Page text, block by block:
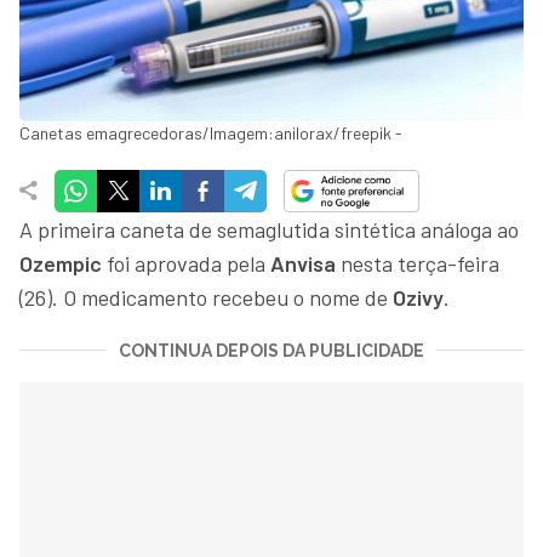
Canetas emagrecedoras/Imagem:anilorax/freepik -
A primeira caneta de semaglutida sintética análoga ao
Ozempic foi aprovada pela Anvisa nesta terça-feira
(26). O medicamento recebeu o nome de Ozivy.
CONTINUA DEPOIS DA PUBLICIDADE